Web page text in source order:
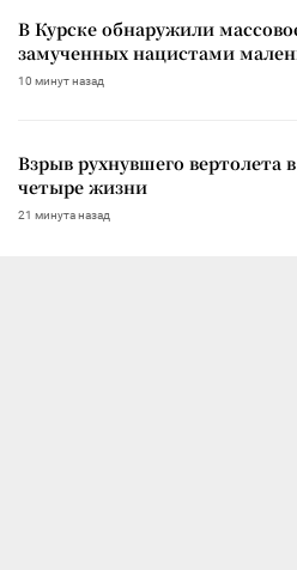
В Курске обнаружили
замученных нацистами
10 минут назад
Взрыв рухнувшего вертолета
четыре жизни
21 минута назад